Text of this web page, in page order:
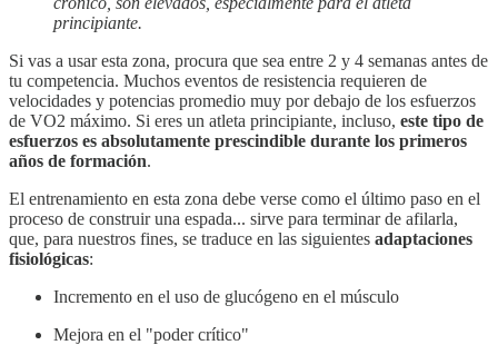
principiante.
Si vas a usar esta zona, procura que sea entre 2 y 4 semanas antes de
tu competencia. Muchos eventos de resistencia requieren de
velocidades y potencias promedio muy por debajo de los esfuerzos
de VO2 máximo. Si eres un atleta principiante, incluso, este tipo de
esfuerzos es absolutamente prescindible durante los primeros
años de formación.
El entrenamiento en esta zona debe verse como el último paso en el
proceso de construir una espada... sirve para terminar de afilarla,
que, para nuestros fines, se traduce en las siguientes adaptaciones
fisiológicas:
Incremento en el uso de glucógeno en el músculo
Mejora en el "poder crítico"